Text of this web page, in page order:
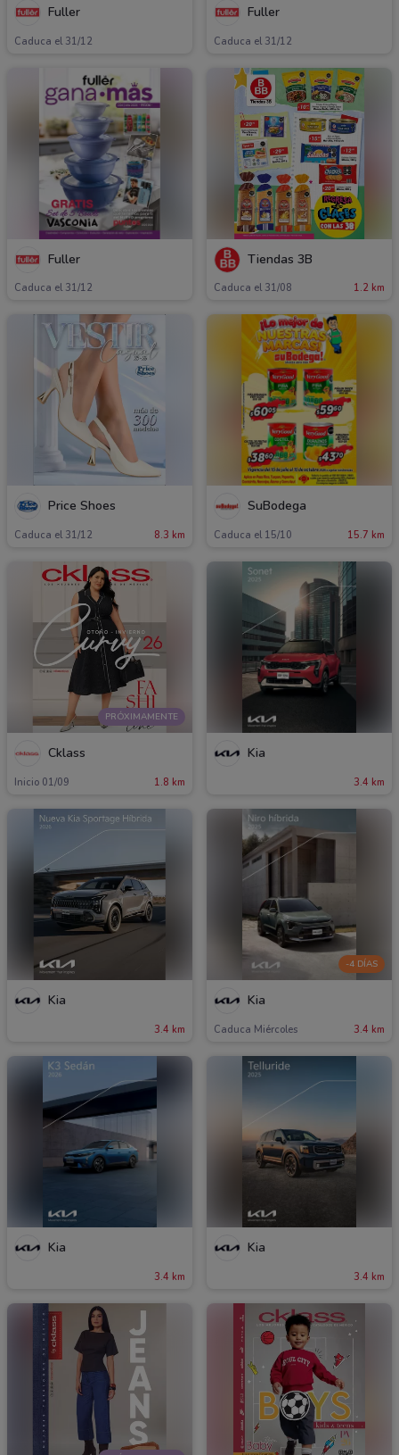
Fuller
Caduca el 31/12
Fuller
Caduca el 31/12
Fuller
Caduca el 31/12
Tiendas 3B
Caduca el 31/08 1.2 km
Price Shoes
Caduca el 31/12 8.3 km
SuBodega
Caduca el 15/10 15.7 km
PRÓXIMAMENTE
Cklass
Inicio 01/09 1.8 km
Kia
3.4 km
Kia
3.4 km
-4 DÍAS
Kia
Caduca Miércoles 3.4 km
Kia
3.4 km
Kia
3.4 km